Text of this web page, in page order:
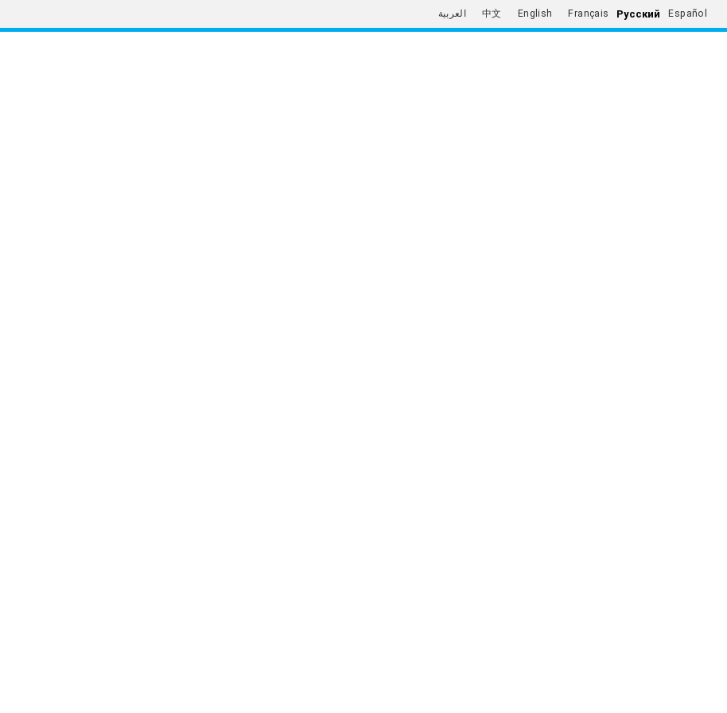
العربية 中文 English Français Русский Español